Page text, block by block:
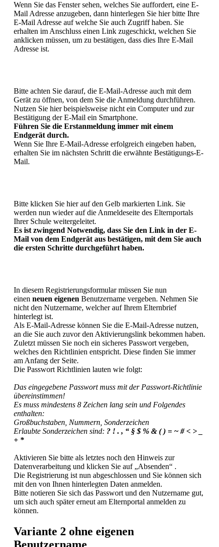
Wenn Sie das Fenster sehen, welches Sie auffordert, eine E-
Mail Adresse anzugeben, dann hinterlegen Sie hier bitte Ihre
E-Mail Adresse auf welche Sie auch Zugriff haben. Sie
erhalten im Anschluss einen Link zugeschickt, welchen Sie
anklicken müssen, um zu bestätigen, dass dies Ihre E-Mail
Adresse ist.
Bitte achten Sie darauf, die E-Mail-Adresse auch mit dem
Gerät zu öffnen, von dem Sie die Anmeldung durchführen.
Nutzen Sie hier beispielsweise nicht ein Computer und zur
Bestätigung der E-Mail ein Smartphone.
Führen Sie die Erstanmeldung immer mit einem
Endgerät durch.
Wenn Sie Ihre E-Mail-Adresse erfolgreich eingeben haben,
erhalten Sie im nächsten Schritt die erwähnte Bestätigungs-E-
Mail.
Bitte klicken Sie hier auf den Gelb markierten Link. Sie
werden nun wieder auf die Anmeldeseite des Elternportals
Ihrer Schule weitergeleitet.
Es ist zwingend Notwendig, dass Sie den Link in der E-
Mail von dem Endgerät aus bestätigen, mit dem Sie auch
die ersten Schritte durchgeführt haben.
In diesem Registrierungsformular müssen Sie nun
einen neuen eigenen Benutzername vergeben. Nehmen Sie
nicht den Nutzername, welcher auf Ihrem Elternbrief
hinterlegt ist.
Als E-Mail-Adresse können Sie die E-Mail-Adresse nutzen,
an die Sie auch zuvor den Aktivierungslink bekommen haben.
Zuletzt müssen Sie noch ein sicheres Passwort vergeben,
welches den Richtlinien entspricht. Diese finden Sie immer
am Anfang der Seite.
Die Passwort Richtlinien lauten wie folgt:
Das eingegebene Passwort muss mit der Passwort-Richtlinie
übereinstimmen!
Es muss mindestens 8 Zeichen lang sein und Folgendes
enthalten:
Großbuchstaben, Nummern, Sonderzeichen
Erlaubte Sonderzeichen sind: ? ! . , “ § $ % & ( ) = ~ # < > _
+ *
Aktivieren Sie bitte als letztes noch den Hinweis zur
Datenverarbeitung und klicken Sie auf „Absenden“ .
Die Registrierung ist nun abgeschlossen und Sie können sich
mit den von Ihnen hinterlegten Daten anmelden.
Bitte notieren Sie sich das Passwort und den Nutzername gut,
um sich auch später erneut am Elternportal anmelden zu
können.
Variante 2 ohne eigenen